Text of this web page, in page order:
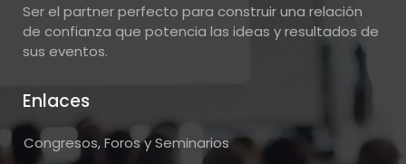
Ser el partner perfecto para construir una relación
de confianza que potencia las ideas y resultados de
sus eventos.
Enlaces
Congresos, Foros y Seminarios